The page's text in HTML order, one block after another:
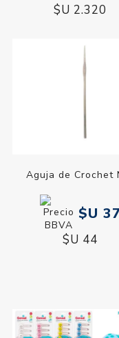
$U 2.320
Aguja de Crochet
$U 37
$U 44